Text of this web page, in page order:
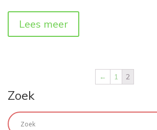
Lees meer
← 1 2
Zoek